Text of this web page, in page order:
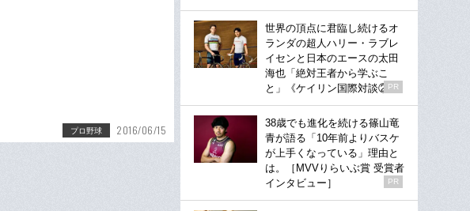
プロ野球 2016/06/15
世界の頂点に君臨し続けるオ
ランダの超人ハリー・ラブレ
イセンと日本のエースの太田
海也「絶対王者から学ぶこ
と」《ケイリン国際対談②》
PR
38歳でも進化を続ける篠山竜
青が語る「10年前よりバスケ
が上手くなっている」理由と
は。［MVVりらいぶ賞 受賞者
インタビュー］
PR